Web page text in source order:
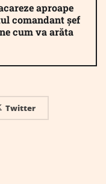
aproape
comandant șef
cum va arăta
Twitter